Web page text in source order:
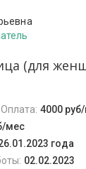
(для
Оплата: 4000
мес
года
02.02.2023